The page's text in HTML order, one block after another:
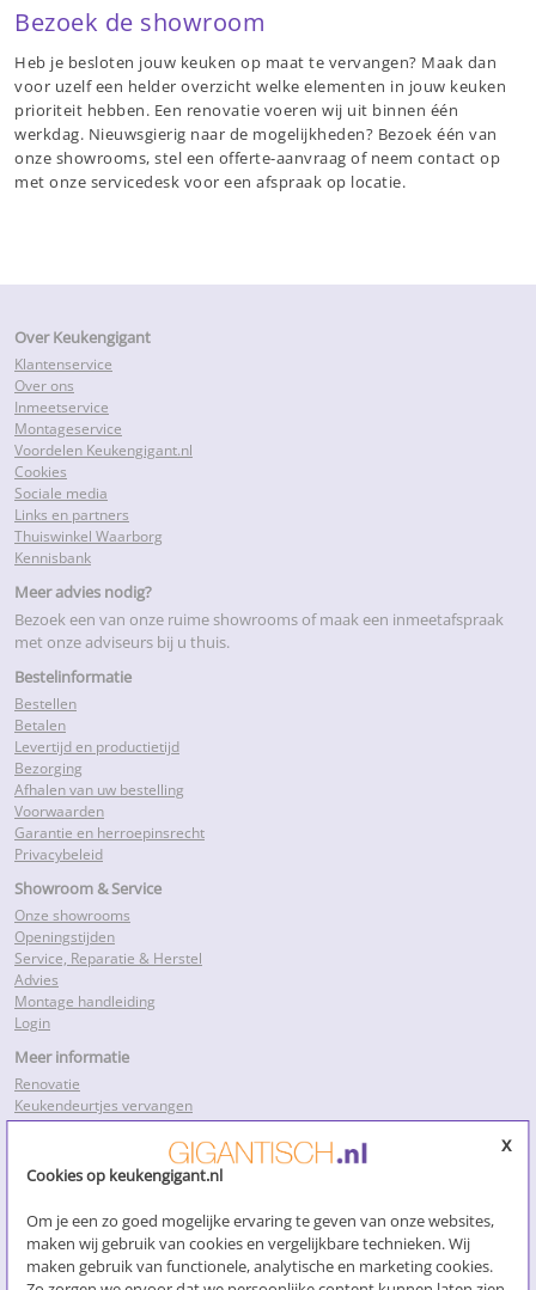
x
Cookies op keukengigant.nl
Om je een zo goed mogelijke ervaring te geven van onze websites,
maken wij gebruik van cookies en vergelijkbare technieken. Wij
maken gebruik van functionele, analytische en marketing cookies.
Bezoek de showroom
Heb je besloten jouw keuken op maat te vervangen? Maak dan
voor uzelf een helder overzicht welke elementen in jouw keuken
prioriteit hebben. Een renovatie voeren wij uit binnen één
werkdag. Nieuwsgierig naar de mogelijkheden? Bezoek één van
onze showrooms, stel een offerte-aanvraag of neem contact op
met onze servicedesk voor een afspraak op locatie.
Over Keukengigant
Klantenservice
Over ons
Inmeetservice
Montageservice
Voordelen Keukengigant.nl
Cookies
Sociale media
Links en partners
Thuiswinkel Waarborg
Kennisbank
Meer advies nodig?
Bezoek een van onze ruime showrooms of maak een inmeetafspraak
met onze adviseurs bij u thuis.
Bestelinformatie
Bestellen
Betalen
Levertijd en productietijd
Bezorging
Afhalen van uw bestelling
Voorwaarden
Garantie en herroepinsrecht
Privacybeleid
Showroom & Service
Onze showrooms
Openingstijden
Service, Reparatie & Herstel
Advies
Montage handleiding
Login
Meer informatie
Renovatie
Keukendeurtjes vervangen
Keukenkastdeurtjes
Keukenkastjes vervangen
Kosten keukenrenovatie
Losse keukendeurtjes
Nieuwe keukendeurtjes
Klik voor meer…